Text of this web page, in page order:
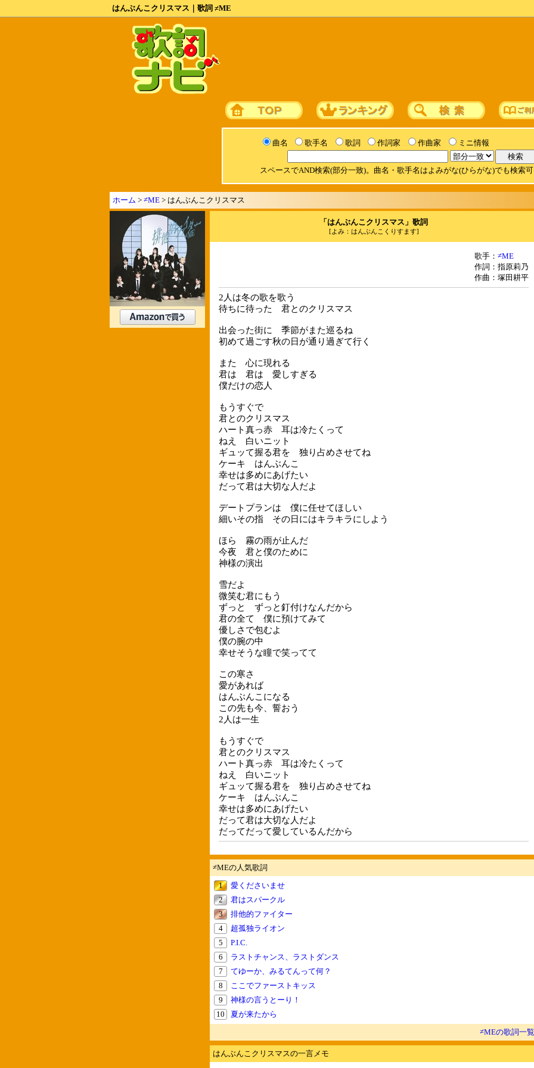
はんぶんこクリスマス｜歌詞 ≠ME
曲名 歌手名 歌詞 作詞家 作曲家 ミニ情報
スペースでAND検索(部分一致)。曲名・歌手名はよみがな(ひらがな)でも検索
ホーム > ≠ME > はんぶんこクリスマス
「はんぶんこクリスマス」歌詞
[よみ：はんぶんこくりすます]
歌手： ≠ME
作詞：指原莉乃
作曲：塚田耕平
2人は冬の歌を歌う
待ちに待った 君とのクリスマス
出会った街に 季節がまた巡るね
初めて過ごす秋の日が通り過ぎて行く
また 心に現れる
君は 君は 愛しすぎる
僕だけの恋人
もうすぐで
君とのクリスマス
ハート真っ赤 耳は冷たくって
ねえ 白いニット
ギュッて握る君を 独り占めさせてね
ケーキ はんぶんこ
幸せは多めにあげたい
だって君は大切な人だよ
デートプランは 僕に任せてほしい
細いその指 その日にはキラキラにしよう
ほら 霧の雨が止んだ
今夜 君と僕のために
神様の演出
雪だよ
微笑む君にもう
ずっと ずっと釘付けなんだから
君の全て 僕に預けてみて
優しさで包むよ
僕の腕の中
幸せそうな瞳で笑ってて
この寒さ
愛があれば
はんぶんこになる
この先も今、誓おう
2人は一生
もうすぐで
君とのクリスマス
ハート真っ赤 耳は冷たくって
ねえ 白いニット
ギュッて握る君を 独り占めさせてね
ケーキ はんぶんこ
幸せは多めにあげたい
だって君は大切な人だよ
だってだって愛しているんだから
≠MEの人気歌詞
1
愛くださいませ
2
君はスパークル
3
排他的ファイター
4
超孤独ライオン
5
P.I.C.
6
ラストチャンス、ラストダンス
7
てゆーか、みるてんって何？
8
ここでファーストキッス
9
神様の言うとーり！
10
夏が来たから
≠MEの歌詞一覧
はんぶんこクリスマスの一言メモ